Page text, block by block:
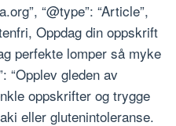
“@type”: “Article”,
Oppdag din oppskrift
perfekte lomper så myke
“Opplev gleden av
oppskrifter og trygge
eller glutenintoleranse.